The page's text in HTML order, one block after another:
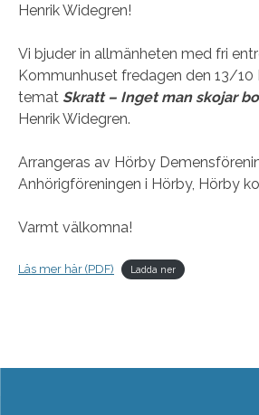
Henrik Widegren!
Vi bjuder in allmänheten med fri
Kommunhuset fredagen den 13/10
temat Skratt – Inget man skojar
Henrik Widegren.
Arrangeras av Hörby
Anhörigföreningen i Hörby, Hörby
Varmt välkomna!
Läs mer här (PDF) Ladda ner